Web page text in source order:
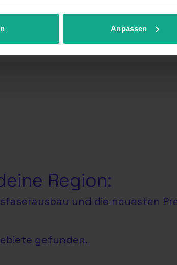
oder anpassen.
Anpassen
Region:
und die neuesten
gefunden.